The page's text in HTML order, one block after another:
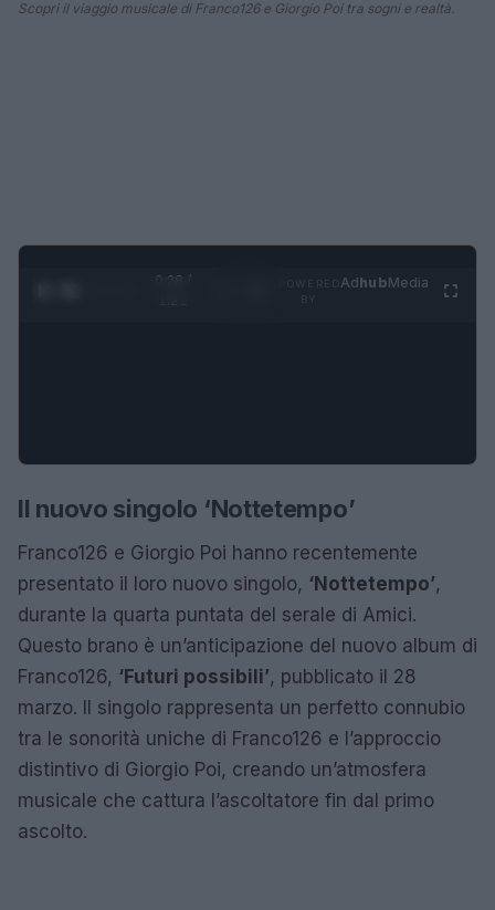
Scopri il viaggio musicale di Franco126 e Giorgio Poi tra sogni e realtà.
0:28 /
AdhubMedia
Il nuovo singolo ‘Nottetempo’
Franco126 e Giorgio Poi hanno recentemente
presentato il loro nuovo singolo, ‘Nottetempo’,
durante la quarta puntata del serale di Amici.
Questo brano è un’anticipazione del nuovo album di
Franco126, ‘Futuri possibili’, pubblicato il 28
marzo. Il singolo rappresenta un perfetto connubio
tra le sonorità uniche di Franco126 e l’approccio
distintivo di Giorgio Poi, creando un’atmosfera
musicale che cattura l’ascoltatore fin dal primo
ascolto.